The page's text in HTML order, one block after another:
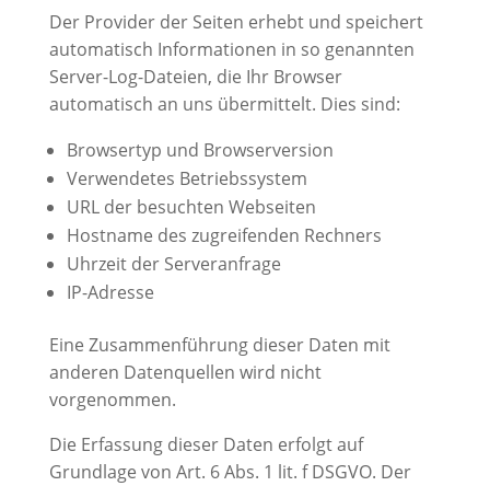
Der Provider der Seiten erhebt und speichert
automatisch Informationen in so genannten
Server-Log-Dateien, die Ihr Browser
automatisch an uns übermittelt. Dies sind:
Browsertyp und Browserversion
Verwendetes Betriebssystem
URL der besuchten Webseiten
Hostname des zugreifenden Rechners
Uhrzeit der Serveranfrage
IP-Adresse
Eine Zusammenführung dieser Daten mit
anderen Datenquellen wird nicht
vorgenommen.
Die Erfassung dieser Daten erfolgt auf
Grundlage von Art. 6 Abs. 1 lit. f DSGVO. Der